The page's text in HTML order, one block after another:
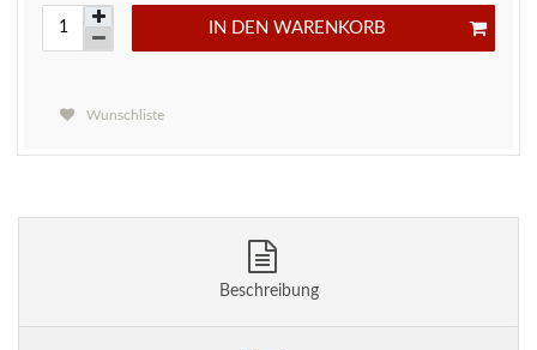
IN DEN WARENKORB
Wunschliste
Beschreibung